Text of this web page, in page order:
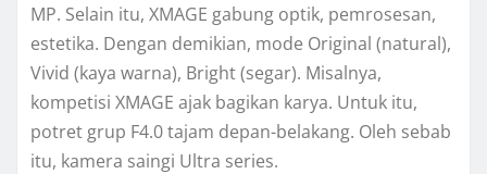
MP. Selain itu, XMAGE gabung optik, pemrosesan,
estetika. Dengan demikian, mode Original (natural),
Vivid (kaya warna), Bright (segar). Misalnya,
kompetisi XMAGE ajak bagikan karya. Untuk itu,
potret grup F4.0 tajam depan-belakang. Oleh sebab
itu, kamera saingi Ultra series.